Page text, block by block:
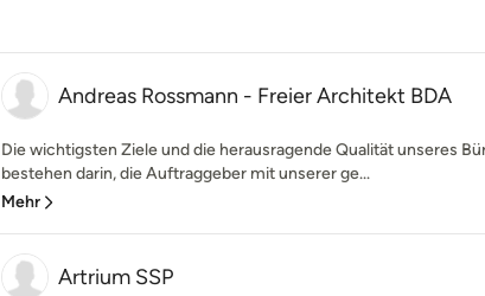
Andreas Rossmann - Freier Architekt BDA
Die wichtigsten Ziele und die herausragende Qualität unseres
bestehen darin, die Auftraggeber mit unserer ge...
Mehr
Artrium SSP